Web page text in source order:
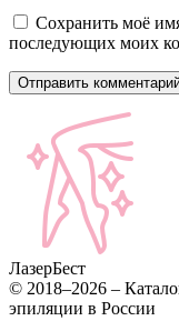
Сохранить моё
последующих моих
ЛазерБест
© 2018–2026 –
эпиляции в России